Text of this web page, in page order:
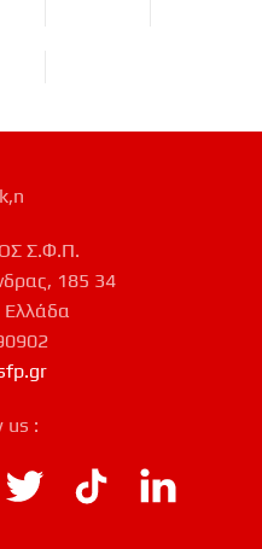
Σ.Φ.Π.
185 34
Ελλάδα
us :